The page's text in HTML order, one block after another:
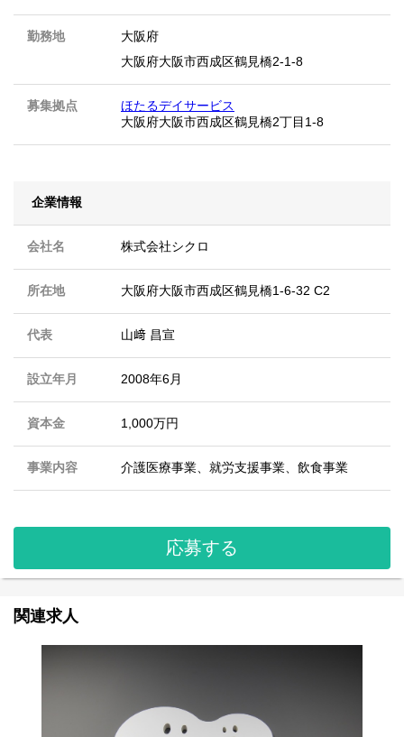
勤務地
大阪府
大阪府大阪市西成区鶴見橋2-1-8
募集拠点
ほたるデイサービス
大阪府大阪市西成区鶴見橋2丁目1-8
企業情報
会社名 株式会社シクロ
所在地 大阪府大阪市西成区鶴見橋1-6-32 C2
代表 山﨑 昌宣
設立年月 2008年6月
資本金 1,000万円
事業内容 介護医療事業、就労支援事業、飲食事業
応募する
関連求人